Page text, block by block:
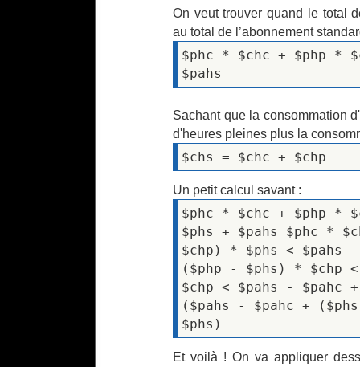
On veut trouver quand le total
au total de l’abonnement
$phc * $chc + $php *
$pahs
Sachant que la consommation
d'heures pleines plus la
$chs = $chc + $chp
Un petit calcul savant :
$phc * $chc + $php *
$phs + $pahs $phc *
$chp) * $phs < $pahs
($php - $phs) * $chp
$chp < $pahs - $pahc
($pahs - $pahc +
$phs)
Et voilà ! On va appliquer